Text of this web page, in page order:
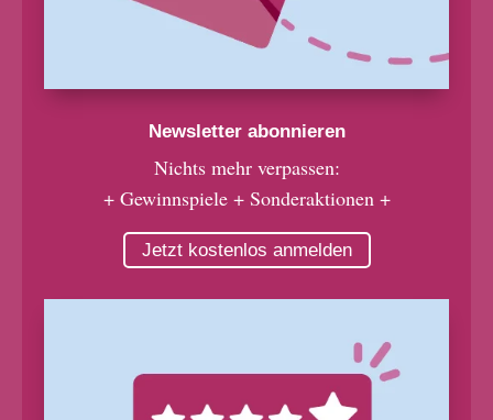
Newsletter abonnieren
Nichts mehr verpassen:
+ Gewinnspiele + Sonderaktionen +
Jetzt kostenlos anmelden